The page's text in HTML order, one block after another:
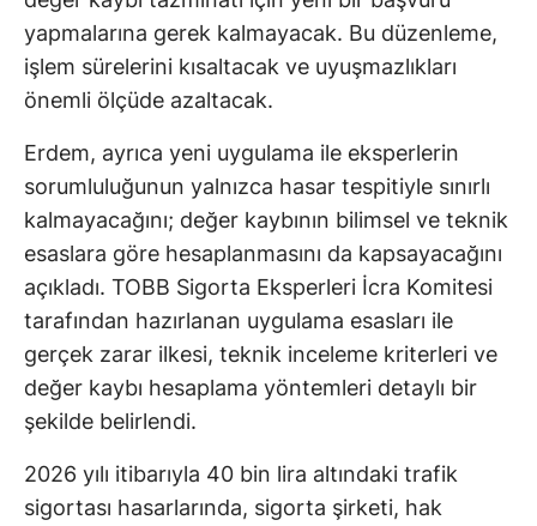
yapmalarına gerek kalmayacak. Bu düzenleme,
işlem sürelerini kısaltacak ve uyuşmazlıkları
önemli ölçüde azaltacak.
Erdem, ayrıca yeni uygulama ile eksperlerin
sorumluluğunun yalnızca hasar tespitiyle sınırlı
kalmayacağını; değer kaybının bilimsel ve teknik
esaslara göre hesaplanmasını da kapsayacağını
açıkladı. TOBB Sigorta Eksperleri İcra Komitesi
tarafından hazırlanan uygulama esasları ile
gerçek zarar ilkesi, teknik inceleme kriterleri ve
değer kaybı hesaplama yöntemleri detaylı bir
şekilde belirlendi.
2026 yılı itibarıyla 40 bin lira altındaki trafik
sigortası hasarlarında, sigorta şirketi, hak